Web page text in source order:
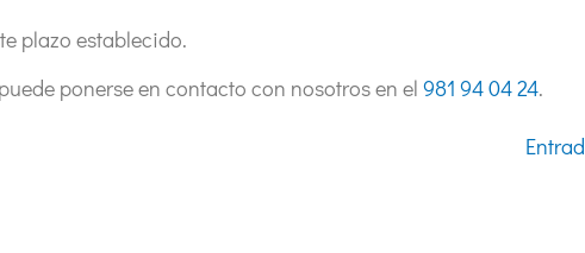
plazo establecido.
ponerse en contacto con nosotros en el 981 94 04 24.